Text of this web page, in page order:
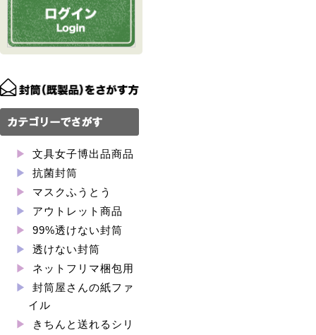
文具女子博出品商品
抗菌封筒
マスクふうとう
アウトレット商品
99%透けない封筒
透けない封筒
ネットフリマ梱包用
封筒屋さんの紙ファ
イル
きちんと送れるシリ